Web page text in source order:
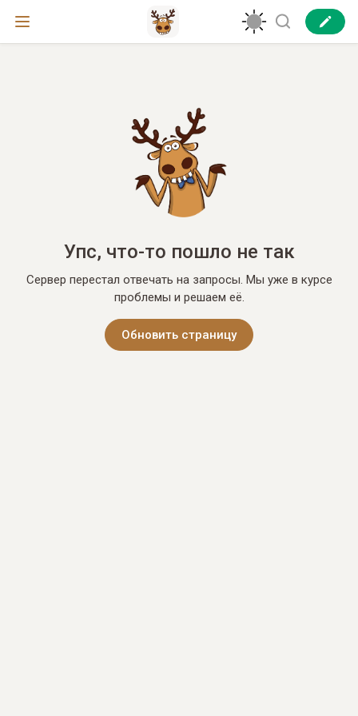
Упс, что-то пошло не так
Сервер перестал отвечать на запросы. Мы уже в курсе
проблемы и решаем её.
Обновить страницу